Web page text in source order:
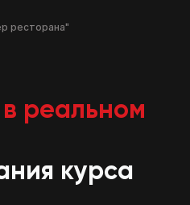
ресторана"
реальном
курса